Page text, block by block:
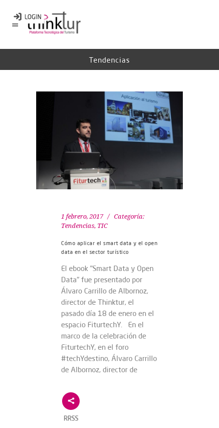
Tendencias
1 febrero, 2017
Categoría:
Tendencias, TIC
Cómo aplicar el smart data y el open
data en el sector turístico
El ebook "Smart Data y Open
Data" fue presentado por
Álvaro Carrillo de Albornoz,
director de Thinktur, el
pasado día 18 de enero en el
espacio FiturtechY. En el
marco de la celebración de
FiturtechY, en el foro
#techYdestino, Álvaro Carrillo
de Albornoz, director de
RRSS